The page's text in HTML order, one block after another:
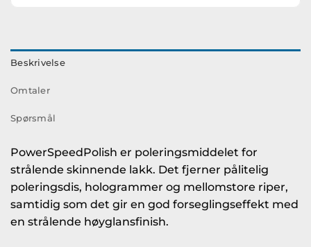
Beskrivelse
Omtaler
Spørsmål
PowerSpeedPolish er poleringsmiddelet for
strålende skinnende lakk. Det fjerner pålitelig
poleringsdis, hologrammer og mellomstore riper,
samtidig som det gir en god forseglingseffekt med
en strålende høyglansfinish.